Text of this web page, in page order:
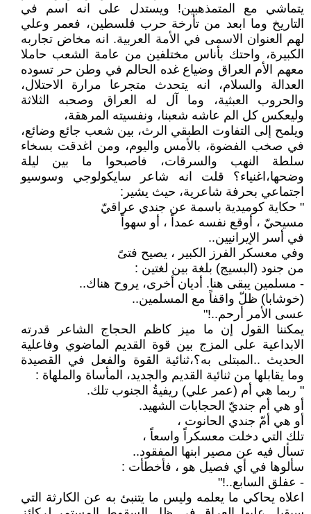
يتماشي مع المتمذهبين! ويستدل على انه اسم في
التاريخ وما ابعد من تأرخة حرب فلسطين، فعمر وعلي
لهم العنوان الاسمى في الأمة العربية. انه مخاض تجاربه
الكبيرة، واحتك بأناس مختلفين من عامة الشعب حاملا
معهم الأم العراق وضياع غده الحالم في وطن حر تسوده
العدالة والسلام، انه يتحدث متجرعا مرارة الاحتلال،
والحروب العبثية، وما آل له العراق وصحبه الثلاثة
وليعكس كل الم عاشه شعبنا، ونفسيته المرهقة،
ويلمح إلى التفاوت الطبقي الرث، بين شعب جائع وضائع،
في صخب الفضوة، بالأمس واليوم، ومن اغدقت بسخاء
سلطة النهب والسرقات، فاصبحوا ما بين ليلة
وضحها،اغنياء؟ قلت انه شاعر سايكولوجي وسوسيو
اجتماعي بحرفة شاعرية، حيث يشير:
" حكاية كوميدية باسمة عن جندي عراقيّ
مسيحيّ ، أوقع نفسه عمداً ، أو سهواً
في أسر الإيرانيين..
وفي معسكر الفرز الكبير ، يصيح فتىً
من جنود (البسيج) بلغة بين لغتين :
- مسلمين يبقى هنا. أديان أخرى، يروح هناك..
(خوشابا) ظلّ واقفاً مع المسلمين..
عسى الأمر أرحم..!"
يمكننا القول إن ما ميز كاظم الحجاج الشاعر قدرته
الابداعية على المزج بين قوة القديم الماضوي وفاعلية
الحديث ..المبتلى به؟،ثنائية القوة والفعل في القصيدة
وما يقابلها من ثنائية القديم والجديد، المأساة والملهاة :
" ربما هي أم (عمر علي) ريفيةُ الجنوب تلك.
أو هي أم جنديّ الحجابات الشهيد.
أو هي أمّ جندي الحانوت ،
تلك التي دخلت معسكراً واسعاً ،
تسأل فيه عن مصير ابنها المفقود..
سألوها في أي فصيل هو ، فأخطأت :
- عفلق السابع..!"
اعلاه يحاكي ما يعلمه وليس ما يتنبئ به عن الكارثة التي